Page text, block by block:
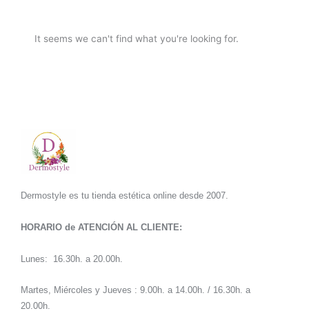
It seems we can't find what you're looking for.
Dermostyle es tu tienda estética online desde 2007.
HORARIO de ATENCIÓN AL CLIENTE:
Lunes: 16.30h. a 20.00h.
Martes, Miércoles y Jueves : 9.00h. a 14.00h. / 16.30h. a
20.00h.